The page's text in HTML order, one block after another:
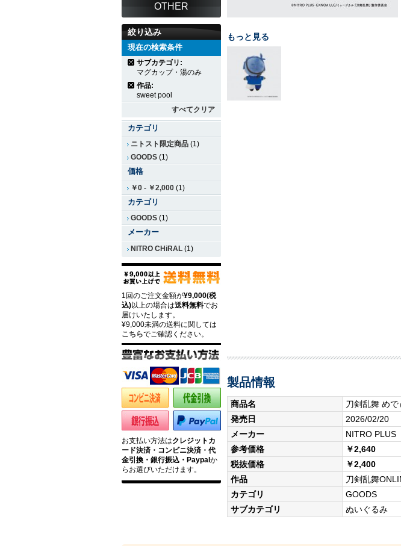
もっと見る
製品情報
商品名
刀剣乱舞 め
発売日
2026/02/20
メーカー
NITRO PLUS
参考価格
￥2,640
税抜価格
￥2,400
作品
刀剣乱舞
カテゴリ
GOODS
サブカテゴリ
ぬいぐるみ
OTHER
絞り込み
現在の検索条件
サブカテゴリ:
マグカップ・湯のみ
作品:
sweet pool
すべてクリア
カテゴリ
ニトスト限定商品 (1)
GOODS (1)
価格
￥0 - ￥2,000 (1)
カテゴリ
GOODS (1)
メーカー
NITRO CHiRAL (1)
1回のご注文金額が¥9,000(税
込)以上の場合は送料無料でお
届けいたします。
¥9,000未満の送料に関しては
こちらでご確認ください。
お支払い方法はクレジットカ
ード決済・コンビニ決済・代
金引換・銀行振込・Paypalか
らお選びいただけます。